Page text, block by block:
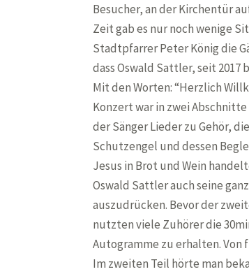
Besucher, an der Kirchentür
Zeit gab es nur noch wenige
Stadtpfarrer Peter König die
dass Oswald Sattler, seit
Mit den Worten: “Herzlich
Konzert war in zwei
der Sänger Lieder zu Gehör,
Schutzengel und dessen
Jesus in Brot und Wein
Oswald Sattler auch seine
auszudrücken. Bevor der
nutzten viele Zuhörer die
Autogramme zu erhalten.
Im zweiten Teil hörte man